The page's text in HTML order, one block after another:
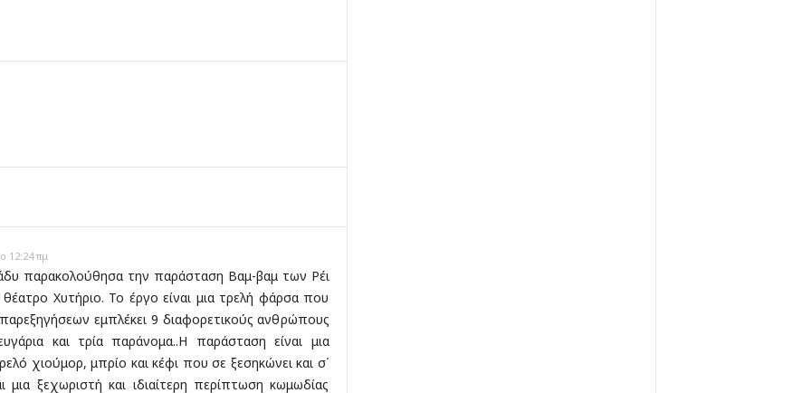
12:24 πμ
παρακολούθησα την παράσταση Βαμ-βαμ των Ρέι
Χυτήριο. Το έργο είναι μια τρελή φάρσα που
εμπλέκει 9 διαφορετικούς ανθρώπους
και τρία παράνομα..Η παράσταση είναι μια
χιούμορ, μπρίο και κέφι που σε ξεσηκώνει και σ΄
μια ξεχωριστή και ιδιαίτερη περίπτωση κωμωδίας